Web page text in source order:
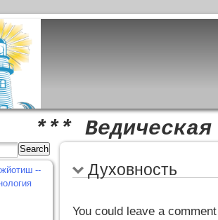
***
Search
--
Духовность
You could leave a